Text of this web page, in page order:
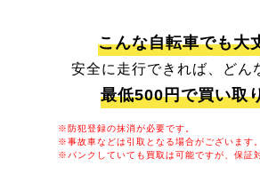
こんな自転車でも大
安全に走行できれば、どん
最低500円で買い取
※防犯登録の抹消が必要です。
※事故車などは引取となる場合がございます。
※パンクしていても買取は可能ですが、保証